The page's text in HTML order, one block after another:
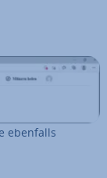
ebenfalls